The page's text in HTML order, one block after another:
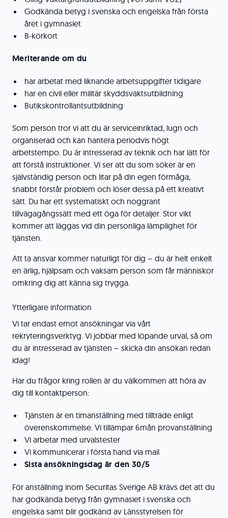
Godkända betyg i svenska och engelska från första
året i gymnasiet
B-körkort
Meriterande om du
har arbetat med liknande arbetsuppgifter tidigare
har en civil eller militär skyddsvaktsutbildning
Butikskontrollantsutbildning
Som person tror vi att du är serviceinriktad, lugn och
organiserad och kan hantera periodvis högt
arbetstempo. Du är intresserad av teknik och har lätt för
att förstå instruktioner. Vi ser att du som söker är en
självständig person och litar på din egen förmåga,
snabbt förstår problem och löser dessa på ett kreativt
sätt. Du har ett systematiskt och noggrant
tillvägagångssätt med ett öga för detaljer. Stor vikt
kommer att läggas vid din personliga lämplighet för
tjänsten.
Att ta ansvar kommer naturligt för dig – du är helt enkelt
en ärlig, hjälpsam och vaksam person som får människor
omkring dig att känna sig trygga.
Ytterligare information
Vi tar endast emot ansökningar via vårt
rekryteringsverktyg. Vi jobbar med löpande urval, så om
du är intresserad av tjänsten – skicka din ansökan redan
idag!
Har du frågor kring rollen är du välkommen att höra av
dig till kontaktperson:
Tjänsten är en timanställning med tillträde enligt
överenskommelse. Vi tillämpar 6mån provanställning
Vi arbetar med urvalstester
Vi kommunicerar i första hand via mail
Sista ansökningsdag är den 30/5
För anställning inom Securitas Sverige AB krävs det att du
har godkända betyg från gymnasiet i svenska och
engelska samt blir godkänd av Länsstyrelsen för